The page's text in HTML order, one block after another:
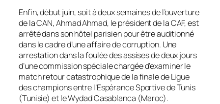
Enfin, début juin, soit à deux semaines de l’ouverture
de la CAN, Ahmad Ahmad, le président de la CAF, est
arrêté dans son hôtel parisien pour être auditionné
dans le cadre d’une affaire de corruption. Une
arrestation dans la foulée des assises de deux jours
d’une commission spéciale chargée d’examiner le
match retour catastrophique de la finale de Ligue
des champions entre l’Espérance Sportive de Tunis
(Tunisie) et le Wydad Casablanca (Maroc).